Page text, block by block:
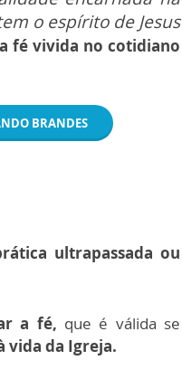
o espírito de Jesus
a fé vivida no cotidiano
BRANDES
ultrapassada ou
a fé, que é válida se
vida da Igreja.